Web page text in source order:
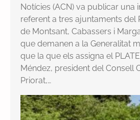
Notícies (ACN) va publicar una
referent a tres ajuntaments del
de Montsant, Cabassers i
que demanen a la Generalitat
que la que els assigna el
Méndez, president del Consell
Priorat,…